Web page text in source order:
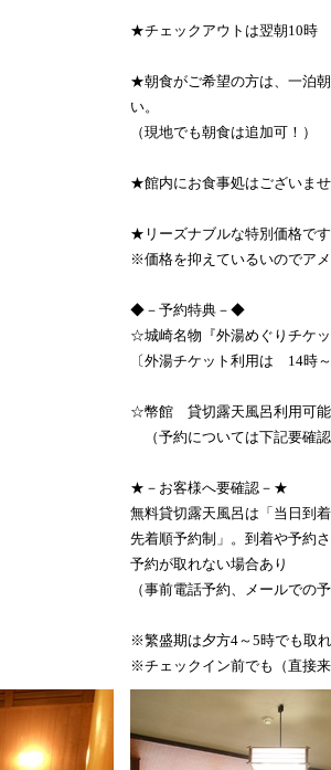
★チェックアウトは翌朝10時
★朝食がご希望の方は、一泊
い。
（現地でも朝食は追加可！）
★館内にお食事処はございませ
★リーズナブルな特別価格です
※価格を抑えているいのでアメ
◆－予約特典－◆
☆城崎名物『外湯めぐりチケッ
〔外湯チケット利用は 14時～
☆幣館 貸切露天風呂利用可能
（予約については下記要確認
★－お客様へ要確認－★
無料貸切露天風呂は「当日到
先着順予約制」。到着や予約
予約が取れない場合あり
（事前電話予約、メールでの
※繁盛期は夕方4～5時でも取れ
※チェックイン前でも（直接来